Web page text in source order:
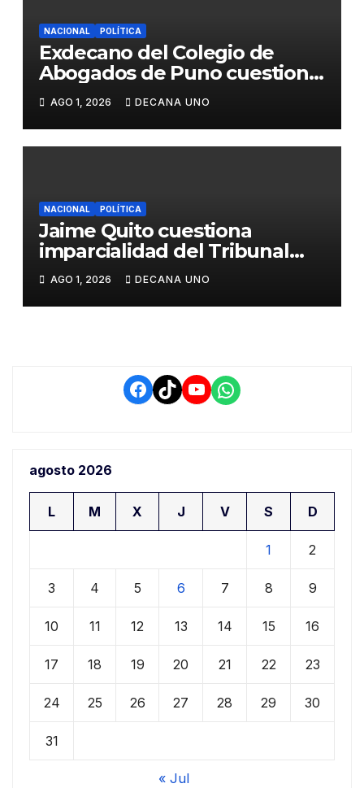
NACIONAL POLÍTICA
Exdecano del Colegio de
Abogados de Puno cuestiona
propuestas sobre seguridad
ciudadana
AGO 1, 2026 DECANA UNO
NACIONAL POLÍTICA
Jaime Quito cuestiona
imparcialidad del Tribunal
Constitucional tras liberación
de Ollanta Humala
AGO 1, 2026 DECANA UNO
Facebook
TikTokYouTube
WhatsApp
agosto 2026
L M X J V S D
1 2
3 4 5 6 7 8 9
10 11 12 13 14 15 16
17 18 19 20 21 22 23
24 25 26 27 28 29 30
31
« Jul